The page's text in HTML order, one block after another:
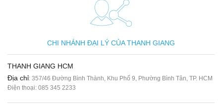
CHI NHÁNH ĐẠI LÝ CỦA THANH GIANG
THANH GIANG HCM
Địa chỉ: 357/46 Đường Bình Thành, Khu Phố 9, Phường Bình Tân, TP. HCM
Điện thoại: 085 345 2233